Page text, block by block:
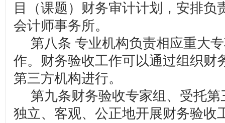
目（课题）财务审计计划，安排负
会计师事务所。
第八条 专业机构负责相应重大
作。财务验收工作可以通过组织财
第三方机构进行。
第九条财务验收专家组、受托第
独立、客观、公正地开展财务验收